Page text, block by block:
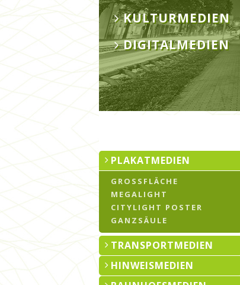
KULTURMEDIEN
DIGITALMEDIEN
PLAKATMEDIEN
GROSSFLÄCHE
MEGALIGHT
CITYLIGHT POSTER
GANZSÄULE
TRANSPORTMEDIEN
HINWEISMEDIEN